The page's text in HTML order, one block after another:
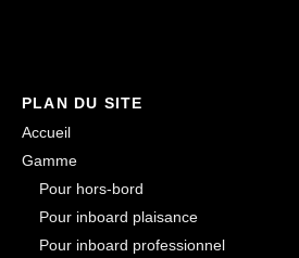
PLAN DU SITE
Accueil
Gamme
Pour hors-bord
Pour inboard plaisance
Pour inboard professionnel